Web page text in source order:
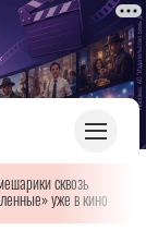
сквозь
уже в кино